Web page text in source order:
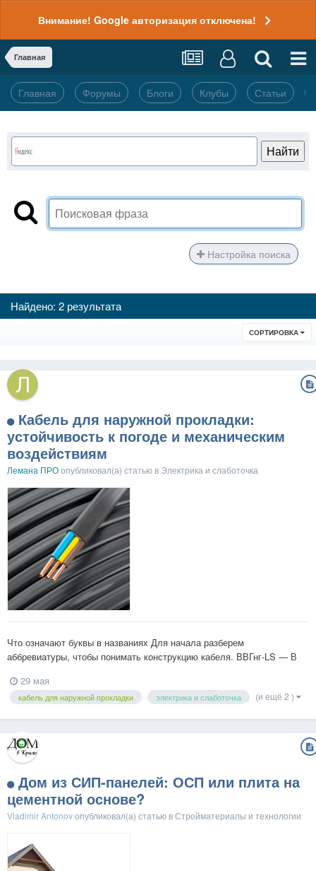
Внимание! Google авторизация отключена!
Главная
Главная Форумы Блоги Клубы Статьи
Настройка поиска
Найдено: 2 результата
СОРТИРОВКА
Кабель для наружной прокладки:
устойчивость к погоде и механическим
воздействиям
Лемана ПРОопубликовал(а) статью в Электрика и слаботочка
Что означают буквы в названиях Для начала разберем
аббревиатуры, чтобы понимать конструкцию кабеля. ВВГнг-LS — В
покрова), нг (не распространяет горение при групповой прокладке),
LS (низкое дымо- и газовыделение (...
29 мая
кабель для наружной прокладки электрика и слаботочка (и ещё 2 )
Дом из СИП-панелей: ОСП или плита на
цементной основе?
Vladimir Antonovопубликовал(а) статью вСтройматериалы и технологии